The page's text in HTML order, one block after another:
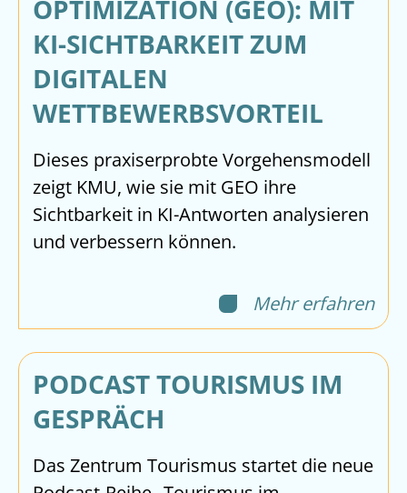
OPTIMIZATION (GEO): MIT
KI-SICHTBARKEIT ZUM
DIGITALEN
WETTBEWERBSVORTEIL
Dieses praxiserprobte Vorgehensmodell
zeigt KMU, wie sie mit GEO ihre
Sichtbarkeit in KI-Antworten analysieren
und verbessern können.
Mehr erfahren
PODCAST TOURISMUS IM
GESPRÄCH
Das Zentrum Tourismus startet die neue